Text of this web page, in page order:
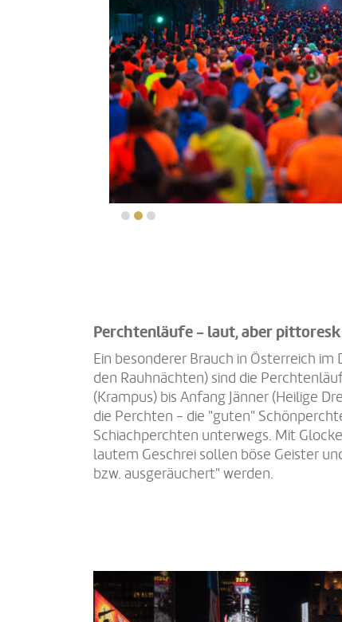
Perchtenläufe - laut, aber pittoresk
Ein besonderer Brauch in Österreich im
den Rauhnächten) sind die
(Krampus) bis Anfang Jänner (Heilige
die Perchten - die "guten"
Schiachperchten unterwegs. Mit
lautem Geschrei sollen böse Geister
bzw. ausgeräuchert" werden.